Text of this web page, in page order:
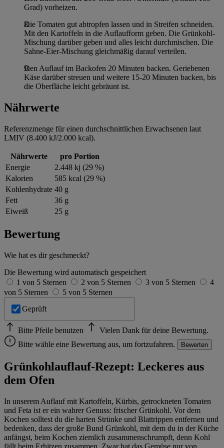
Grad) vorheizen.
Die Tomaten gut abtropfen lassen und in Streifen schneiden.
Mit den Kartoffeln in die Auflaufform geben. Die Grünkohl-
Mischung darüber geben und alles leicht durchmischen. Die
Sahne-Eier-Mischung gleichmäßig darauf verteilen.
Den Auflauf im Backofen 20 Minuten backen. Geriebenen
Käse darüber streuen und weitere 15-20 Minuten backen, bis
die Oberfläche leicht gebräunt ist.
Nährwerte
Referenzmenge für einen durchschnittlichen Erwachsenen laut
LMIV (8.400 kJ/2.000 kcal).
Nährwerte
pro Portion
Energie
2.448 kj (29 %)
Kalorien
585 kcal (29 %)
Kohlenhydrate 40 g
Fett
36 g
Eiweiß
25 g
Bewertung
Wie hat es dir geschmeckt?
Die Bewertung wird automatisch gespeichert
1 von 5 Sternen
2 von 5 Sternen 3 von 5 Sternen
4
von 5 Sternen
5 von 5 Sternen
Geprüft
Bitte Pfeile benutzen
Vielen Dank für deine Bewertung.
Bitte wähle eine Bewertung aus, um fortzufahren.
Bewerten
Grünkohlauflauf-Rezept: Leckeres aus
dem Ofen
In unserem Auflauf mit Kartoffeln, Kürbis, getrockneten Tomaten
und Feta ist er ein wahrer Genuss: frischer Grünkohl. Vor dem
Kochen solltest du die harten Strünke und Blattrippen entfernen und
bedenken, dass der große Bund Grünkohl, mit dem du in der Küche
anfängst, beim Kochen ziemlich zusammenschrumpft, denn Kohl
fällt beim Erhitzen zusammen. Zwar hat das Gemüse nur von